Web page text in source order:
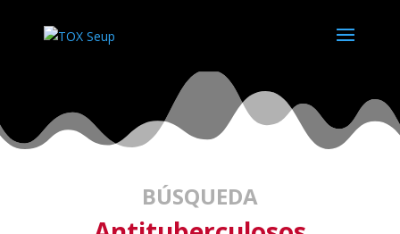
BÚSQUEDA